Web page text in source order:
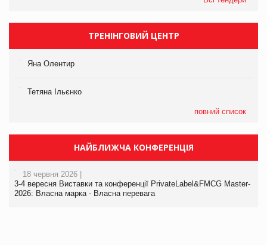
ТРЕНІНГОВИЙ ЦЕНТР
Яна Олентир
Тетяна Ільєнко
повний список
НАЙБЛИЖЧА КОНФЕРЕНЦІЯ
18 червня 2026 |
3-4 вересня Виставки та конференції PrivateLabel&FMCG Master-
2026: Власна марка - Власна перевага